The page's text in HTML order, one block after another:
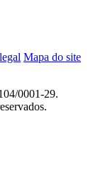
Mapa do site
0001-29.